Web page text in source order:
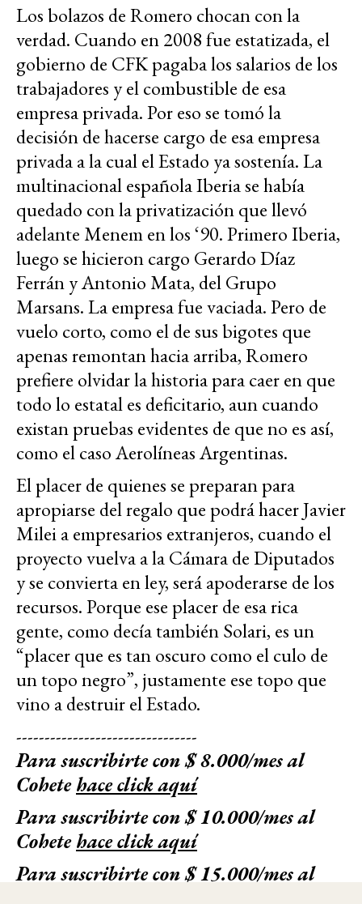
Los bolazos de Romero chocan con la
verdad. Cuando en 2008 fue estatizada, el
gobierno de CFK pagaba los salarios de los
trabajadores y el combustible de esa
empresa privada. Por eso se tomó la
decisión de hacerse cargo de esa empresa
privada a la cual el Estado ya sostenía. La
multinacional española Iberia se había
quedado con la privatización que llevó
adelante Menem en los ‘90. Primero Iberia,
luego se hicieron cargo Gerardo Díaz
Ferrán y Antonio Mata, del Grupo
Marsans. La empresa fue vaciada. Pero de
vuelo corto, como el de sus bigotes que
apenas remontan hacia arriba, Romero
prefiere olvidar la historia para caer en que
todo lo estatal es deficitario, aun cuando
existan pruebas evidentes de que no es así,
como el caso Aerolíneas Argentinas.
El placer de quienes se preparan para
apropiarse del regalo que podrá hacer Javier
Milei a empresarios extranjeros, cuando el
proyecto vuelva a la Cámara de Diputados
y se convierta en ley, será apoderarse de los
recursos. Porque ese placer de esa rica
gente, como decía también Solari, es un
“placer que es tan oscuro como el culo de
un topo negro”, justamente ese topo que
vino a destruir el Estado.
--------------------------------
Para suscribirte con $ 8.000/mes al
Cohetehace click aquí
Para suscribirte con $ 10.000/mes al
Cohetehace click aquí
Para suscribirte con $ 15.000/mes al